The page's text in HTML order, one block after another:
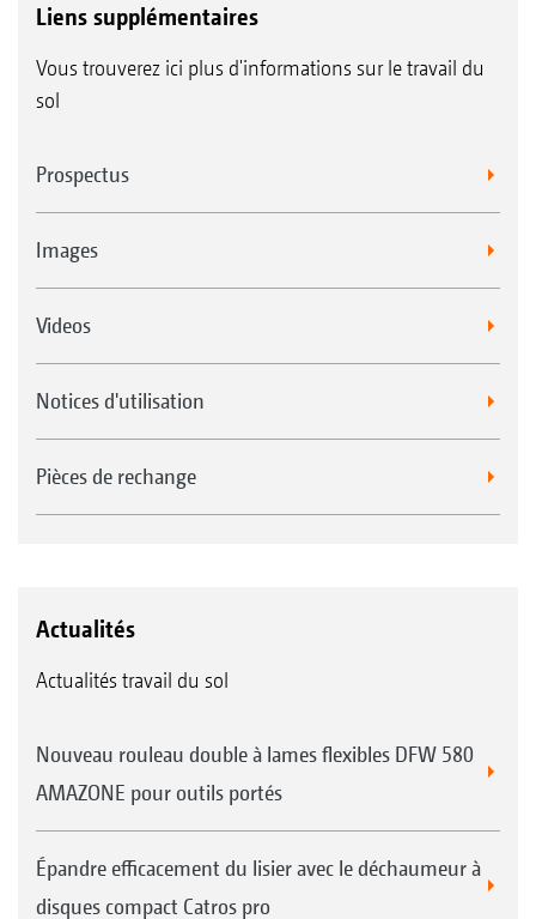
Liens supplémentaires
Vous trouverez ici plus d'informations sur le travail du
sol
Prospectus
Images
Videos
Notices d'utilisation
Pièces de rechange
Actualités
Actualités travail du sol
Nouveau rouleau double à lames flexibles DFW 580
AMAZONE pour outils portés
Épandre efficacement du lisier avec le déchaumeur à
disques compact Catros pro